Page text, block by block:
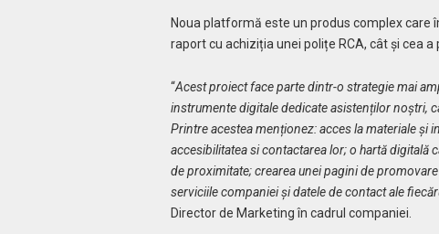
Noua platformă este un produs complex
raport cu achiziția unei polițe RCA, cât și cea
“Acest proiect face parte dintr-o strategie mai
instrumente digitale dedicate asistenților noștri,
Printre acestea menționez: acces la materiale și
accesibilitatea si contactarea lor; o hartă digitală
de proximitate; crearea unei pagini de
serviciile companiei și datele de contact ale
Director de Marketing în cadrul companiei.